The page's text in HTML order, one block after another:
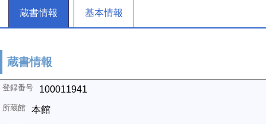
蔵書情報 基本情報
蔵書情報
100011941
本館